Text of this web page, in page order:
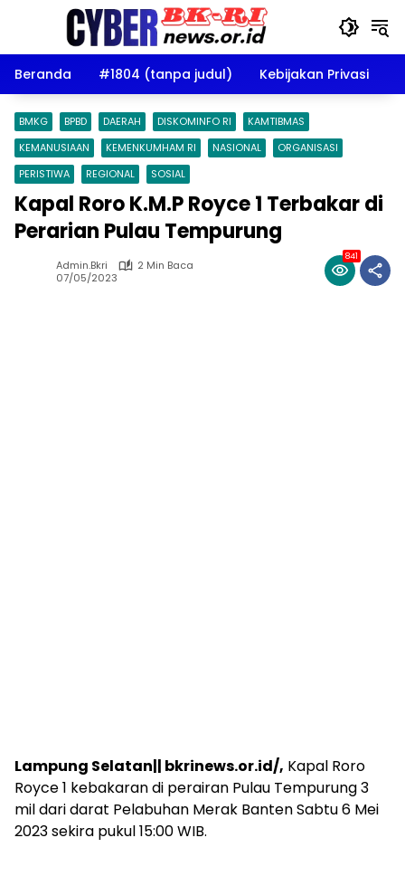
Beranda
#1804 (tanpa judul) Kebijakan Privasi
BMKG BPBD DAERAH DISKOMINFO RI
KAMTIBMAS
KEMANUSIAAN
KEMENKUMHAM RI NASIONAL
ORGANISASI
PERISTIWA
REGIONAL SOSIAL
Kapal Roro K.M.P Royce 1 Terbakar di
Perarian Pulau Tempurung
Admin.bkri
2 Min Baca
07/05/2023
841
Lampung Selatan|| bkrinews.or.id/, Kapal Roro
Royce 1 kebakaran di perairan Pulau Tempurung 3
mil dari darat Pelabuhan Merak Banten Sabtu 6 Mei
2023 sekira pukul 15:00 WIB.